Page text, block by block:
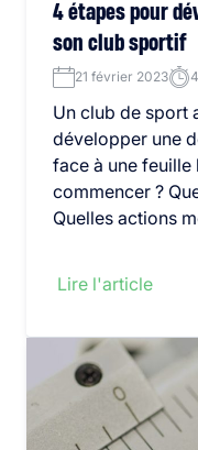
4 étapes pour
son club sportif
21 février 2023
Un club de sport
développer une
face à une
commencer ?
Quelles actions
Lire l'article